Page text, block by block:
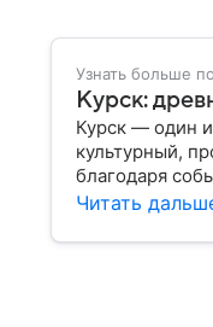
Узнать больше
Курск:
Курск — один
культурный,
благодаря
сражений в
Читать